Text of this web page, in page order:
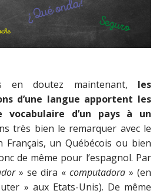
en doutez maintenant, les
d’une langue apportent les
d’un pays à un
très bien le remarquer avec le
un Québécois ou bien
de même pour l’espagnol. Par
» se dira « computadora » (en
» aux Etats-Unis). De même